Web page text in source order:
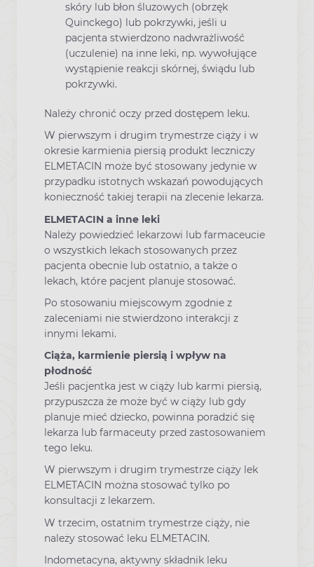
skóry lub błon śluzowych (obrzęk
Quinckego) lub pokrzywki, jeśli u
pacjenta stwierdzono nadwrażliwość
(uczulenie) na inne leki, np. wywołujące
wystąpienie reakcji skórnej, świądu lub
pokrzywki.
Należy chronić oczy przed dostępem leku.
W pierwszym i drugim trymestrze ciąży i w
okresie karmienia piersią produkt leczniczy
ELMETACIN może być stosowany jedynie w
przypadku istotnych wskazań powodujących
konieczność takiej terapii na zlecenie lekarza.
ELMETACIN a inne leki
Należy powiedzieć lekarzowi lub farmaceucie
o wszystkich lekach stosowanych przez
pacjenta obecnie lub ostatnio, a także o
lekach, które pacjent planuje stosować.
Po stosowaniu miejscowym zgodnie z
zaleceniami nie stwierdzono interakcji z
innymi lekami.
Ciąża, karmienie piersią i wpływ na
płodność
Jeśli pacjentka jest w ciąży lub karmi piersią,
przypuszcza że może być w ciąży lub gdy
planuje mieć dziecko, powinna poradzić się
lekarza lub farmaceuty przed zastosowaniem
tego leku.
W pierwszym i drugim trymestrze ciąży lek
ELMETACIN można stosować tylko po
konsultacji z lekarzem.
W trzecim, ostatnim trymestrze ciąży, nie
należy stosować leku ELMETACIN.
Indometacyna, aktywny składnik leku